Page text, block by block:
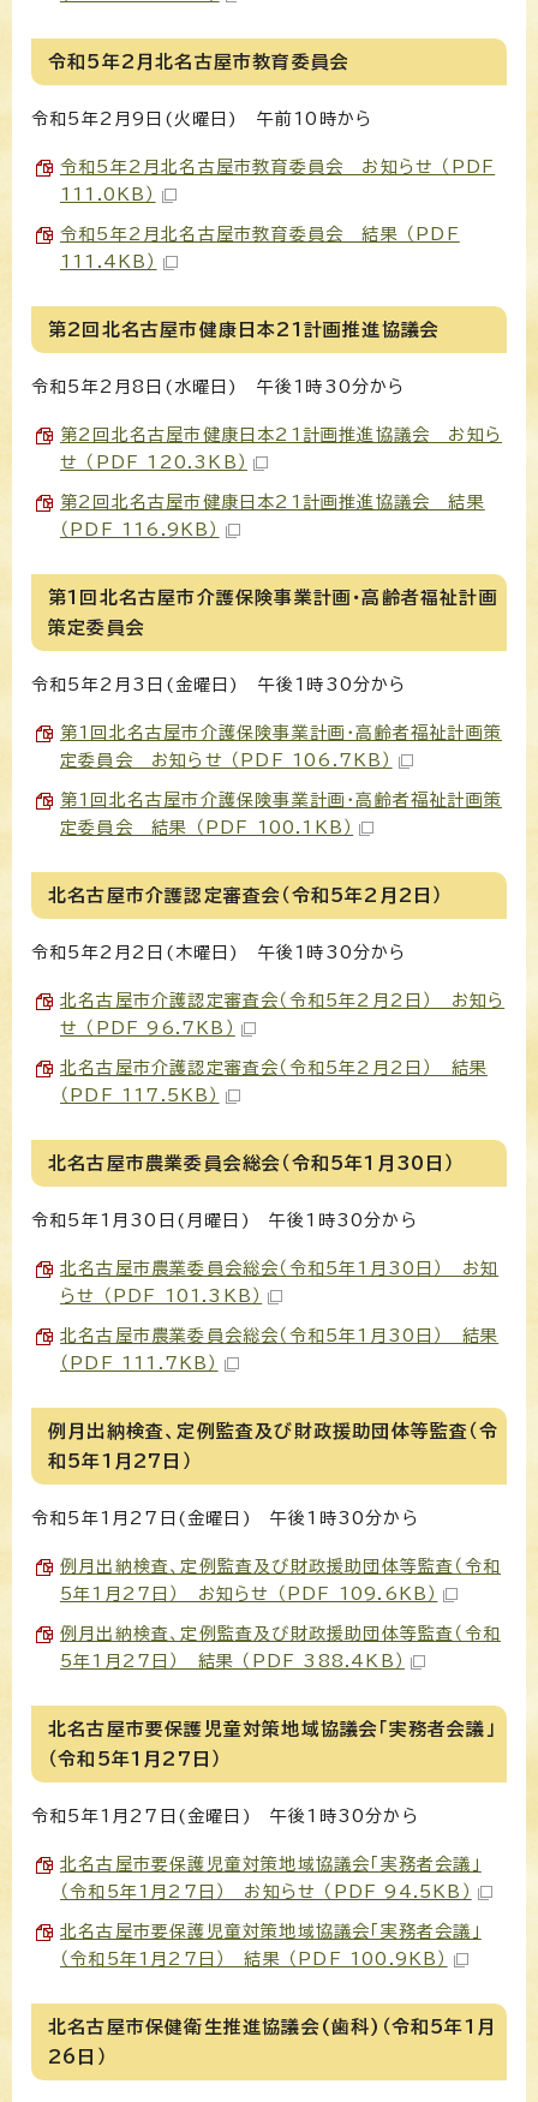
令和5年2月北名古屋市教育委員会
令和5年2月9日(火曜日) 午前10時から
令和5年2月北名古屋市教育委員会 お知らせ （PDF
111.0KB）
令和5年2月北名古屋市教育委員会 結果 （PDF
111.4KB）
第2回北名古屋市健康日本21計画推進協議会
令和5年2月8日(水曜日) 午後1時30分から
第2回北名古屋市健康日本21計画推進協議会 お知ら
せ （PDF 120.3KB）
第2回北名古屋市健康日本21計画推進協議会 結果
（PDF 116.9KB）
第1回北名古屋市介護保険事業計画・高齢者福祉計画
策定委員会
令和5年2月3日(金曜日) 午後1時30分から
第1回北名古屋市介護保険事業計画・高齢者福祉計画策
定委員会 お知らせ （PDF 106.7KB）
第1回北名古屋市介護保険事業計画・高齢者福祉計画策
定委員会 結果 （PDF 100.1KB）
北名古屋市介護認定審査会（令和5年2月2日）
令和5年2月2日(木曜日) 午後1時30分から
北名古屋市介護認定審査会（令和5年2月2日） お知ら
せ （PDF 96.7KB）
北名古屋市介護認定審査会（令和5年2月2日） 結果
（PDF 117.5KB）
北名古屋市農業委員会総会（令和5年1月30日）
令和5年1月30日(月曜日) 午後1時30分から
北名古屋市農業委員会総会（令和5年1月30日） お知
らせ （PDF 101.3KB）
北名古屋市農業委員会総会（令和5年1月30日） 結果
（PDF 111.7KB）
例月出納検査、定例監査及び財政援助団体等監査（令
和5年1月27日）
令和5年1月27日(金曜日) 午後1時30分から
例月出納検査、定例監査及び財政援助団体等監査（令和
5年1月27日） お知らせ （PDF 109.6KB）
例月出納検査、定例監査及び財政援助団体等監査（令和
5年1月27日） 結果 （PDF 388.4KB）
北名古屋市要保護児童対策地域協議会「実務者会議」
（令和5年1月27日）
令和5年1月27日(金曜日) 午後1時30分から
北名古屋市要保護児童対策地域協議会「実務者会議」
（令和5年1月27日） お知らせ （PDF 94.5KB）
北名古屋市要保護児童対策地域協議会「実務者会議」
（令和5年1月27日） 結果 （PDF 100.9KB）
北名古屋市保健衛生推進協議会(歯科)（令和5年1月
26日）